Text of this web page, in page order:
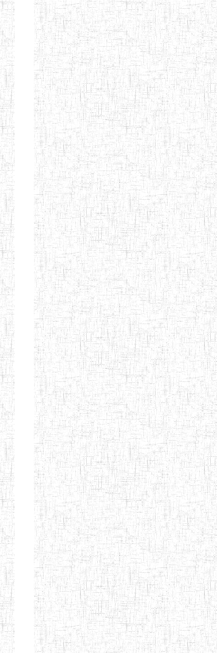
SAINT
ANDREW'S BTTC
28/12/2007 ENIEG
MODEL
INCLUSIVE
BILINGUAL
TEACHER
TRAINING
INSTITUTE
08/09/2015 ENIEG
CEFED/SPED/TTI
SANTA
17/11/2008 ENIEG
PTTC MBENGWI 06/08/1990 ENIEG
FULL GOSPEL
BTTC MBENGWI
02/10/1998 ENIEG
BAPTIST
TEACHERS
TRAINING
COLLEGE
08/08/1983 ENIEG
KENCHOLIA
TEACHER'S
TRAINING
COLLEGE
"K.T.T.C NDOP"
15/09/2015 ENIEG
ENIEG PRIVEE
BILINGUE
LAIQUE LES
PERFORMANCES
PEDAGOGIQUES
01/09/2015 ENIEG
ENIEG DU HAUT
NKAM
12/08/2013 ENIEG
ENIEG BILINGUE
DE L'IPEP DE
BANDJOUN
05/09/2003 ENIEG
ENIEG PRIVEE
NANFAH
07/09/2012 ENIEG
ENPIEG TERESA
JANE
14/03/2014 ENIEG